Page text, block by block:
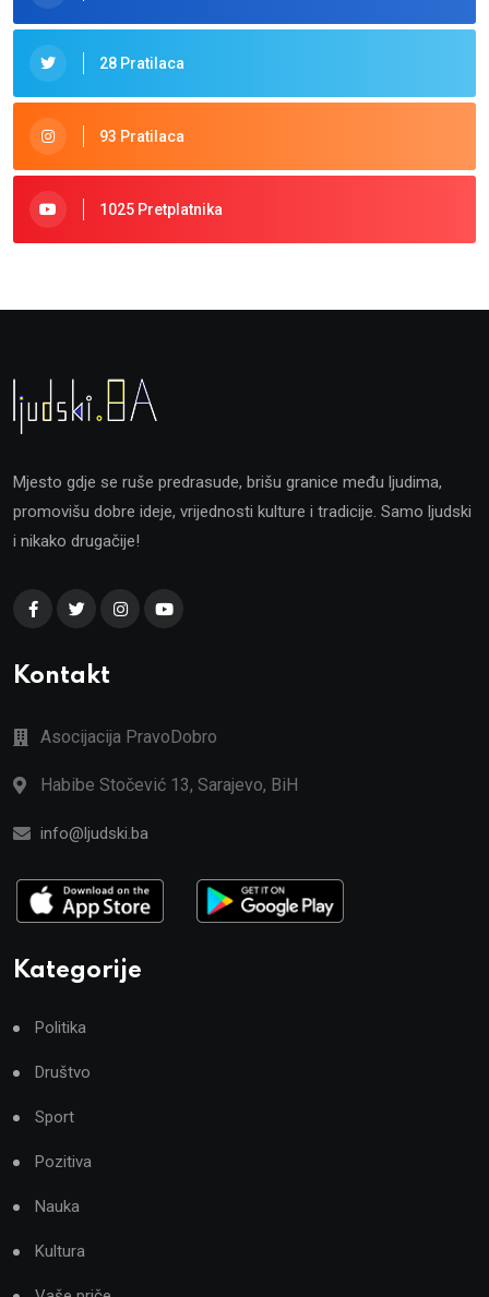
28 Pratilaca
93 Pratilaca
1025 Pretplatnika
Mjesto gdje se ruše predrasude, brišu granice među ljudima,
promovišu dobre ideje, vrijednosti kulture i tradicije. Samo ljudski
i nikako drugačije!
Kontakt
Asocijacija PravoDobro
Habibe Stočević 13, Sarajevo, BiH
info@ljudski.ba
Kategorije
Politika
Društvo
Sport
Pozitiva
Nauka
Kultura